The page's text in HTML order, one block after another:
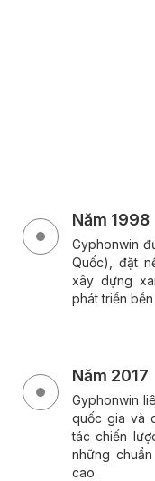
Năm 1998
Gyphonwin
Quốc), đặt
xây dựng
phát triển
Năm 2017
Gyphonwin
quốc gia và
tác chiến
những
cao.